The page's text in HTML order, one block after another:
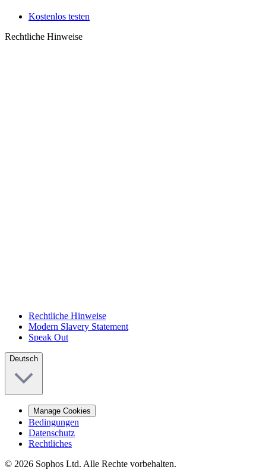
Kostenlos testen
Rechtliche Hinweise
Rechtliche Hinweise
Modern Slavery Statement
Speak Out
Deutsch
Manage Cookies
Bedingungen
Datenschutz
Rechtliches
© 2026 Sophos Ltd. Alle Rechte vorbehalten.